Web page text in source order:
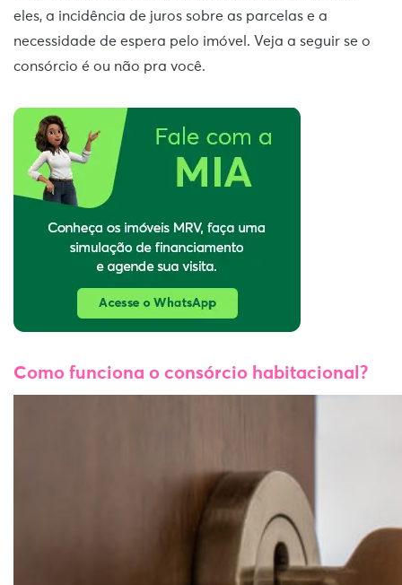
eles, a incidência de juros sobre as parcelas e a
necessidade de espera pelo imóvel. Veja a seguir se o
consórcio é ou não pra você.
Como funciona o consórcio habitacional?